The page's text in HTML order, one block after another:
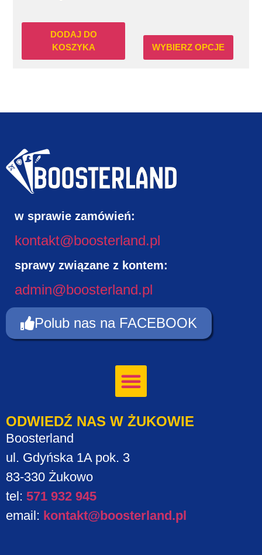
DODAJ DO
KOSZYKA
WYBIERZ OPCJE
w sprawie zamówień:
kontakt@boosterland.pl
sprawy związane z kontem:
admin@boosterland.pl
Polub nas na FACEBOOK
ODWIEDŹ NAS W ŻUKOWIE
Boosterland
ul. Gdyńska 1A pok. 3
83-330 Żukowo
tel: 571 932 945
email: kontakt@boosterland.pl